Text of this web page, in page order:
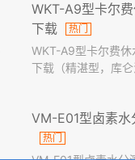
WKT-A9型卡尔
下载
热门
WKT-A9型卡尔费
下载（精湛型，库
VM-E01型卤素
热门